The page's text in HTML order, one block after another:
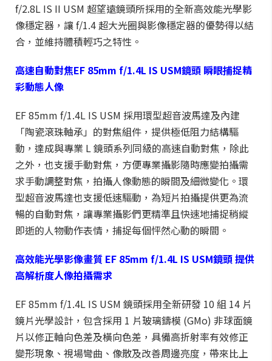
f/2.8L IS II USM 超望遠鏡頭所採用的全新高效能光學影
像穩定器，讓 f/1.4 超大光圈與影像穩定器的優勢得以結
合，並維持體積輕巧之特性。
高速自動對焦EF 85mm f/1.4L IS USM鏡頭 瞬眼捕捉精
彩動態人像
EF 85mm f/1.4L IS USM 採用環型超音波馬達及內建
「陶瓷滾珠軸承」的對焦組件，提供極低阻力結構驅
動，達成與專業 L 鏡頭系列同級的高速自動對焦，除此
之外，也支援手動對焦，方便專業攝影隨時應變拍攝需
求手動調整對焦，拍攝人像動態的瞬間及細微變化。環
型超音波馬達也支援低速驅動，為短片拍攝提供更為流
暢的自動對焦，讓專業攝影們更精準且快速地捕捉稍縱
即逝的人物動作表情，捕捉每個怦然心動的瞬間。
高效能光學影像畫質 EF 85mm f/1.4L IS USM鏡頭提供
高解析度人像拍攝需求
EF 85mm f/1.4L IS USM 鏡頭採用全新研發 10 組 14 片
鏡片光學設計，包含採用 1 片玻璃鑄模 (GMo) 非球面鏡
片以修正軸向色差及橫向色差，具備高折射率有效修正
變形現象、視場彎曲、像散及改善周邊亮度，帶來比上